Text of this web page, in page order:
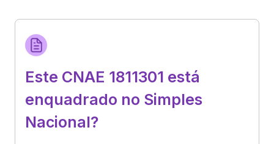
Este CNAE 1811301 está
enquadrado no Simples
Nacional?